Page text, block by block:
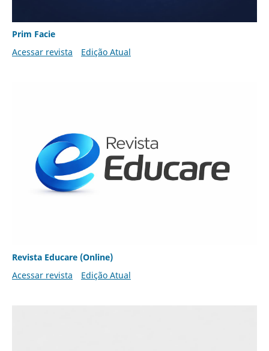
Prim Facie
Acessar revista
Edição Atual
Revista Educare (Online)
Acessar revista
Edição Atual